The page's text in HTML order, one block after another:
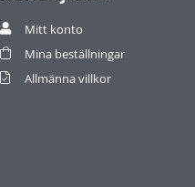
Mitt konto
Mina beställningar
Allmänna villkor